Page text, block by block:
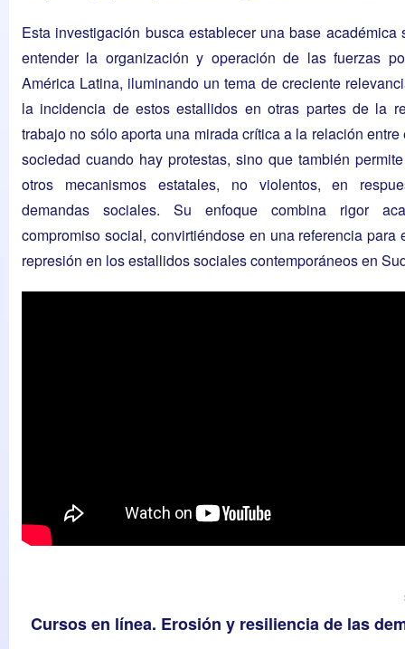
Esta investigación busca establecer una base académica
entender la organización y operación de las fuerzas
América Latina, iluminando un tema de creciente
la incidencia de estos estallidos en otras partes de la
trabajo no sólo aporta una mirada crítica a la relación entre
sociedad cuando hay protestas, sino que también
otros mecanismos estatales, no violentos, en
demandas sociales. Su enfoque combina rigor
compromiso social, convirtiéndose en una referencia para
represión en los estallidos sociales contemporáneos en
Cursos en línea. Erosión y resiliencia de las